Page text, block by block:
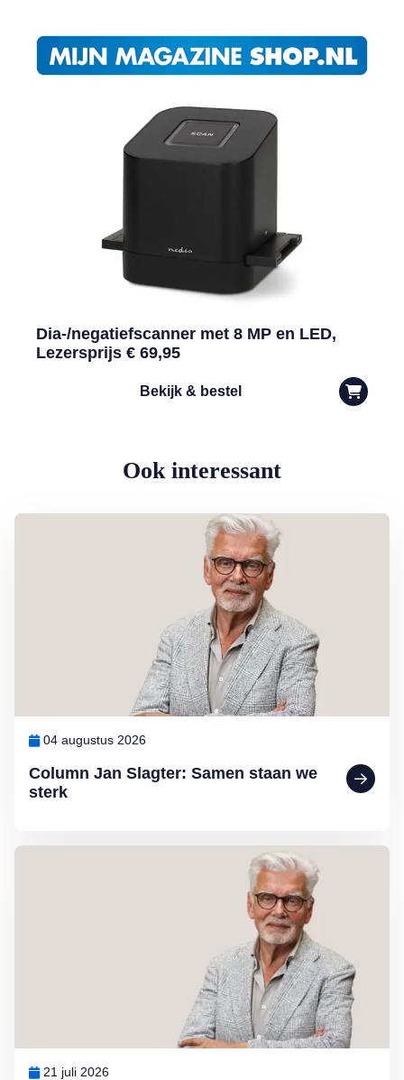
Dia-/negatiefscanner met 8 MP en LED,
Lezersprijs € 69,95
Bekijk & bestel
Ook interessant
Column Jan Slagter: Samen staan we
sterk
04 augustus 2026
Lees meer over Column Jan Slagter: Samen staan we sterk
21 juli 2026
Lees meer over Column Jan Slagter: Vakantie